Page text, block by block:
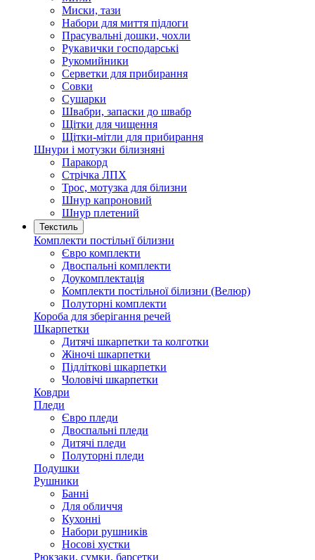
Миски, тази
Набори для миття підлоги
Прасувальні дошки, чохли
Рукавички господарські
Рукомийники
Серветки для прибирання
Совки
Сушарки
Швабри, запаски до швабр
Щітки для чищення
Щітки-мітли для прибирання
Шнури і мотузки білизняні
Паракорд
Стрічка ЛПХ
Трос, мотузка для білизни
Шнур капроновий
Шнур плетений
Текстиль
Комплекти постільнї білизни
Євро комплекти
Двоспальні комплекти
Доукомплектація
Комплекти постільної білизни (Велюр)
Полуторні комплекти
Короба для зберігання речей
Шкарпетки
Дитячі шкарпетки та колготки
Жіночі шкарпетки
Підліткові шкарпетки
Чоловічі шкарпетки
Ковдри
Пледи
Євро пледи
Двоспальні пледи
Дитячі пледи
Полуторні пледи
Подушки
Рушники
Банні
Для обличчя
Кухонні
Набори рушників
Носові хустки
Рюкзаки, сумки, барсетки